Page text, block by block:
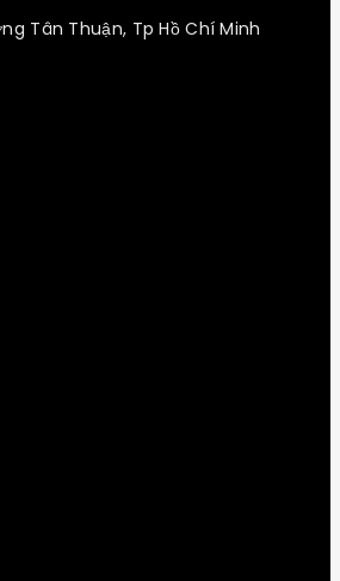
Tân Thuận, Tp Hồ Chí Minh